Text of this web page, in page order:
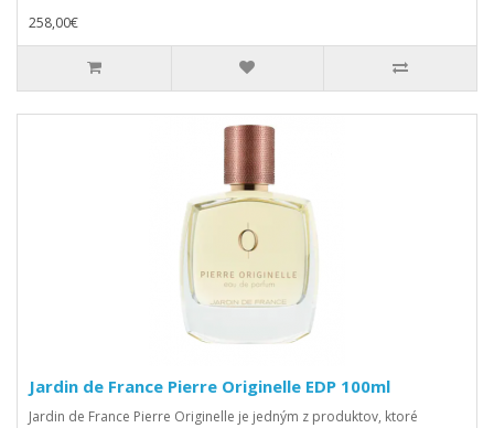
258,00€
Jardin de France Pierre Originelle EDP 100ml
Jardin de France Pierre Originelle je jedným z produktov, ktoré